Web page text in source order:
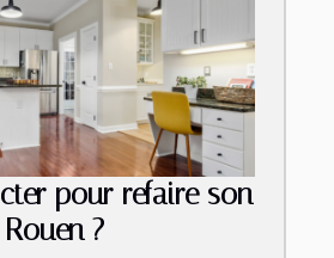
pour refaire son
?